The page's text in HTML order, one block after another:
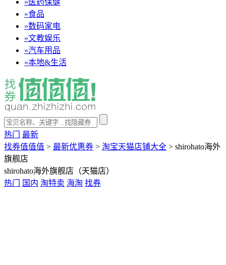
» 医药保健
»食品
»数码家电
»文教娱乐
»汽车用品
»本地&生活
热门
最新
找券值值值 > 最新优惠券 > 淘宝天猫店铺大全 > shirohato海外
旗舰店
shirohato海外旗舰店（天猫店）
热门
国内 淘特卖 海淘 找券